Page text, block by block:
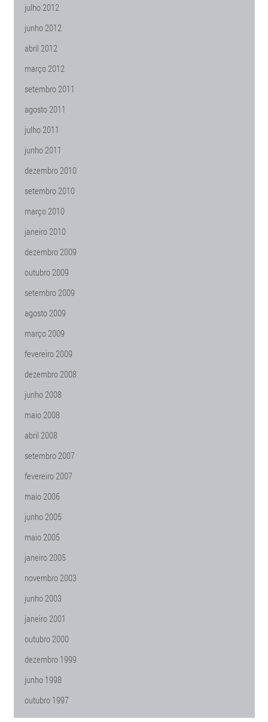
julho 2012
junho 2012
abril 2012
março 2012
setembro 2011
agosto 2011
julho 2011
junho 2011
dezembro 2010
setembro 2010
março 2010
janeiro 2010
dezembro 2009
outubro 2009
setembro 2009
agosto 2009
março 2009
fevereiro 2009
dezembro 2008
junho 2008
maio 2008
abril 2008
setembro 2007
fevereiro 2007
maio 2006
junho 2005
maio 2005
janeiro 2005
novembro 2003
junho 2003
janeiro 2001
outubro 2000
dezembro 1999
junho 1998
outubro 1997